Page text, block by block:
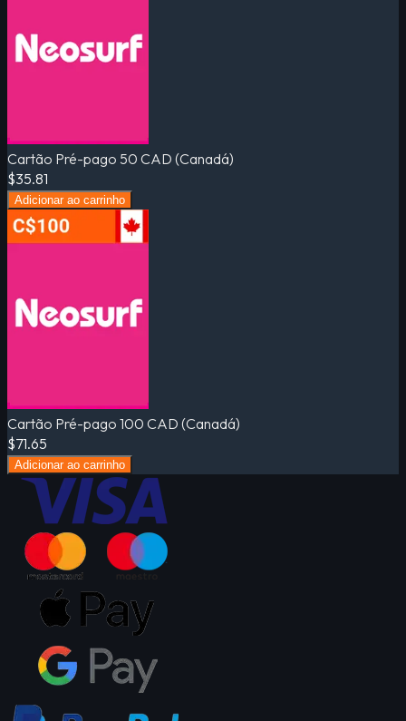
Cartão Pré-pago 50 CAD (Canadá)
$35.81
Adicionar ao carrinho
Cartão Pré-pago 100 CAD (Canadá)
$71.65
Adicionar ao carrinho